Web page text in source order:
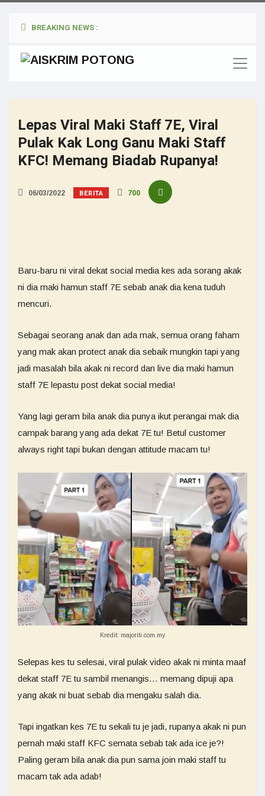
BREAKING NEWS :
Lepas Viral Maki Staff 7E, Viral
Pulak Kak Long Ganu Maki Staff
KFC! Memang Biadab Rupanya!
06/03/2022 BERITA 700
Baru-baru ni viral dekat social media kes ada sorang akak
ni dia maki hamun staff 7E sebab anak dia kena tuduh
mencuri.
Sebagai seorang anak dan ada mak, semua orang faham
yang mak akan protect anak dia sebaik mungkin tapi yang
jadi masalah bila akak ni record dan live dia maki hamun
staff 7E lepastu post dekat social media!
Yang lagi geram bila anak dia punya ikut perangai mak dia
campak barang yang ada dekat 7E tu! Betul customer
always right tapi bukan dengan attitude macam tu!
Kredit: majoriti.com.my
Selepas kes tu selesai, viral pulak video akak ni minta maaf
dekat staff 7E tu sambil menangis… memang dipuji apa
yang akak ni buat sebab dia mengaku salah dia.
Tapi ingatkan kes 7E tu sekali tu je jadi, rupanya akak ni pun
pernah maki staff KFC semata sebab tak ada ice je?!
Paling geram bila anak dia pun sama join maki staff tu
macam tak ada adab!